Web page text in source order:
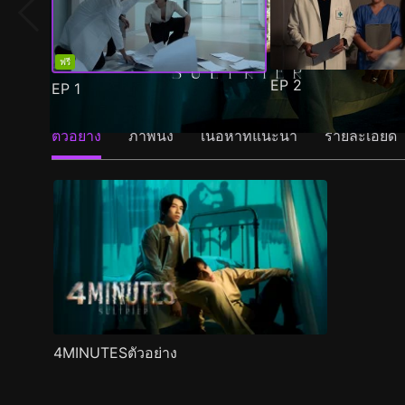
ฟรี
EP 1 EP 2
ตัวอย่าง ภาพนิ่ง เนื้อหาที่แนะนำ รายละเอียด
4MINUTESตัวอย่าง